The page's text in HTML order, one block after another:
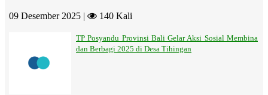
09 Desember 2025 | 140 Kali
TP Posyandu Provinsi Bali Gelar Aksi Sosial Membina
dan Berbagi 2025 di Desa Tihingan